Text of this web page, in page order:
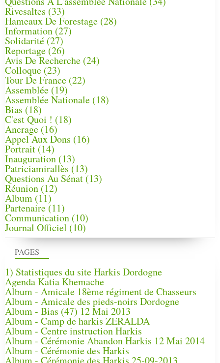
PAGES
1) Statistiques du site Harkis Dordogne
Agenda Katia Khemache
Album - Amicale 18ème régiment de Chasseurs
Album - Amicale des pieds-noirs Dordogne
Album - Bias (47) 12 Mai 2013
Album - Camp de harkis ZERALDA
Album - Centre instruction Harkis
Album - Cérémonie Abandon Harkis 12 Mai 2014
Album - Cérémonie des Harkis
Rivesaltes (33)
Hameaux De Forestage (28)
Information (27)
Solidarité (27)
Reportage(26)
Avis De Recherche (24)
Colloque (23)
Tour De France (22)
Assemblée (19)
Assemblée Nationale (18)
Bias (18)
C'est Quoi ! (18)
Ancrage (16)
Appel Aux Dons (16)
Portrait (14)
Inauguration (13)
Patriciamirallès (13)
Questions Au Sénat(13)
Réunion (12)
Album (11)
Partenaire(11)
Communication (10)
Journal Officiel (10)